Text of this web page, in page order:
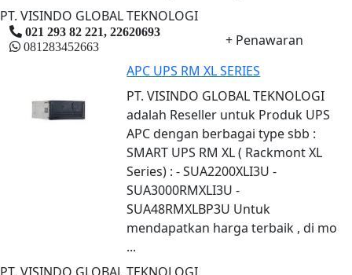
PT. VISINDO GLOBAL TEKNOLOGI
021 293 82 221, 22620693
081283452663
+ Penawaran
APC UPS RM XL SERIES
PT. VISINDO GLOBAL TEKNOLOGI
adalah Reseller untuk Produk UPS
APC dengan berbagai type sbb :
SMART UPS RM XL ( Rackmont XL
Series) : - SUA2200XLI3U -
SUA3000RMXLI3U -
SUA48RMXLBP3U Untuk
mendapatkan harga terbaik , di mo
...